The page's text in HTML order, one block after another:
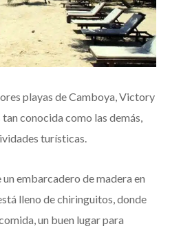
playas de Camboya, Victory
tan conocida como las demás,
turísticas.
embarcadero de madera en
lleno de chiringuitos, donde
un buen lugar para